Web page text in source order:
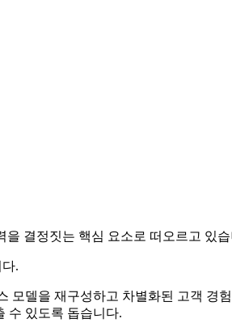
을 결정짓는 핵심 요소로 떠오르고 있
.
델을 재구성하고 차별화된 고객 경
수 있도록 돕습니다.